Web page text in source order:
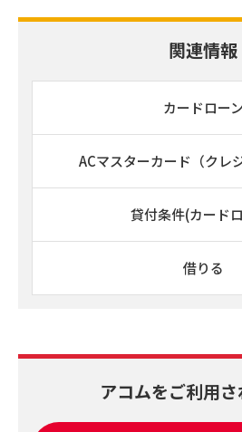
関連情報
カードローン
ACマスターカード（クレ
貸付条件(カード
借りる
アコムをご利用